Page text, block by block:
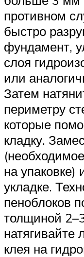
противном
быстро
фундамент,
слоя
или
Затем
периметру
которые
кладку.
на упаковке)
укладке.
пеноблоков
толщиной
натягивайте
клея на